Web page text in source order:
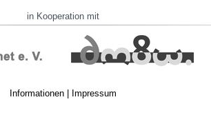
in Kooperation mit
Informationen| Impressum